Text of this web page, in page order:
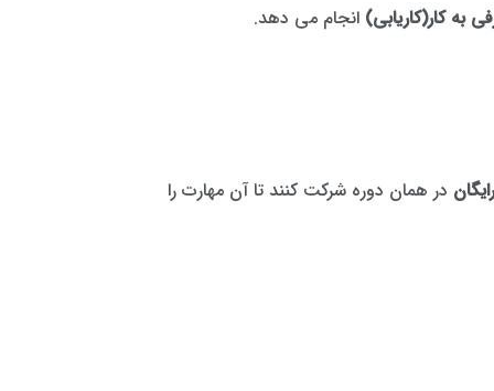
به کار(کاریابی) انجام می دهد.
رایگان در همان دوره شرکت کنند تا آن مهارت را